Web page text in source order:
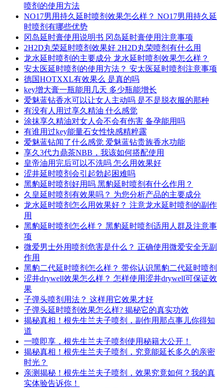
喷剂的使用方法
NO17男用持久延时喷剂效果怎么样？ NO17男用持久延
时喷剂有哪些优势
冈岛延时膏使用说明书 冈岛延时膏使用注意事项
2H2D丸荣延时喷剂效果好 2H2D丸荣喷剂有什么用
龙水延时喷剂的主要成分 龙水延时喷剂效果怎么样？
安太医延时喷剂的使用方法？ 安太医延时喷剂注意事项
德国HOTXXL有效果么 是真的吗
key增大膏一瓶能用几天 多少瓶能增长
爱魅蓝钻香水可以让女人主动吗 是不是脱衣服的那种
有没有人用过享久精油 什么感觉
涂抹享久精油对女人会不会有伤害 备孕能用吗
有谁用过key能量石女性快感精粹露
爱魅蓝钻闻了什么感觉 爱魅蓝钻贵族香水功能
享久3代力鼎茶NBB，我该如何搭配使用
皇帝油用完后可以不洗吗 怎么用效果好
涩井延时喷剂会引起勃起困难吗
黑豹延时喷剂好用吗 黑豹延时喷剂有什么作用？
久皇延时喷剂有效果吗？ 为您分析产品的主要成分
龙水延时喷剂怎么用效果好？ 注意龙水延时喷剂的副作
用
黑豹延时喷剂怎么样？ 黑豹延时喷剂适用人群及注意事
项
微爱男士外用喷剂危害是什么？ 正确使用微爱安全无副
作用
黑豹二代延时喷剂怎么样？ 带你认识黑豹二代延时喷剂
涩井drywell效果怎么样？ 怎样使用涩井drywell可保证效
果
子弹头喷剂用法？ 这样用它效果才好
子弹头延时喷剂效果怎么样? 揭秘它的真实功效
揭秘真相！根先生兰夫子喷剂，副作用那点事儿你得知
道
一喷即享，根先生兰夫子喷剂使用秘籍大公开！
揭秘真相！根先生兰夫子喷剂，究竟能延长多久的亲密
时光？
亲测揭秘！根先生兰夫子喷剂，效果究竟如何？我的真
实体验告诉你！